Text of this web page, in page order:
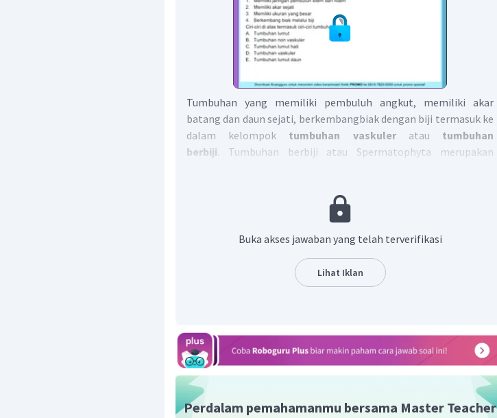
Tumbuhan yang memiliki pembuluh angkut, memiliki akar
batang dan daun sejati, berkembangbiak dengan biji termasuk ke
dalam kelompok tumbuhan vaskuleratau tumbuhan
berbiji. Tumbuhan berbiji atau Spermatophyta merupakan
bakal biji dan di dalamnya mengandung calon individu baru, yaitu
Dengan demikian, pilihan jawaban yang tepat adalah D.
Buka akses jawaban yang telah terverifikasi
Lihat Iklan
Perdalam pemahamanmu bersama Master Teacher